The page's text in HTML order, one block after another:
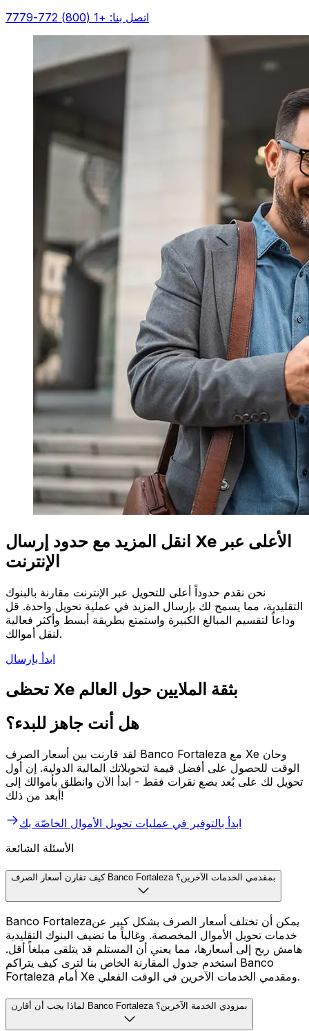
اتصل بنا: +1 (800) 772-7779
انقل المزيد مع حدود إرسال Xe الأعلى عبر
الإنترنت
نحن نقدم حدوداً أعلى للتحويل عبر الإنترنت مقارنة بالبنوك
التقليدية، مما يسمح لك بإرسال المزيد في عملية تحويل واحدة. قل
وداعاً لتقسيم المبالغ الكبيرة واستمتع بطريقة أبسط وأكثر فعالية
لنقل أموالك.
ابدأ بإرسال
تحظى Xe بثقة الملايين حول العالم
هل أنت جاهز للبدء؟
لقد قارنت بين أسعار الصرف Banco Fortaleza مع Xe وحان
الوقت للحصول على أفضل قيمة لتحويلاتك المالية الدولية. إن أول
تحويل لك على بُعد بضع نقرات فقط - ابدأ الآن وانطلق بأموالك إلى
أبعد من ذلك!
ابدأ بالتوفير في عمليات تحويل الأموال الخاصّة بك
الأسئلة الشائعة
كيف تقارن أسعار الصرف Banco Fortaleza بمقدمي الخدمات الآخرين؟
Banco Fortalezaيمكن أن تختلف أسعار الصرف بشكل كبير عن
خدمات تحويل الأموال المخصصة. وغالباً ما تضيف البنوك التقليدية
هامش ربح إلى أسعارها، مما يعني أن المستلم قد يتلقى مبلغاً أقل.
استخدم جدول المقارنة الخاص بنا لترى كيف يتراكم Banco
Fortaleza أمام Xe ومقدمي الخدمات الآخرين في الوقت الفعلي.
لماذا يجب أن أقارن Banco Fortaleza بمزودي الخدمة الآخرين؟